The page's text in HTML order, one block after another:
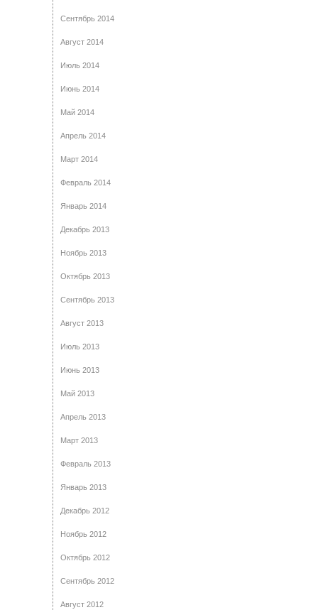
Сентябрь 2014
Август 2014
Июль 2014
Июнь 2014
Май 2014
Апрель 2014
Март 2014
Февраль 2014
Январь 2014
Декабрь 2013
Ноябрь 2013
Октябрь 2013
Сентябрь 2013
Август 2013
Июль 2013
Июнь 2013
Май 2013
Апрель 2013
Март 2013
Февраль 2013
Январь 2013
Декабрь 2012
Ноябрь 2012
Октябрь 2012
Сентябрь 2012
Август 2012